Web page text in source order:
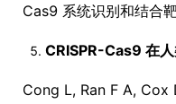
Cas9 系统识别和结合
CRISPR-Cas9 在
Cong L, Ran F A,